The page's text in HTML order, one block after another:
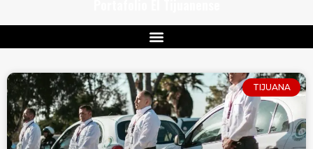
TIJUANA